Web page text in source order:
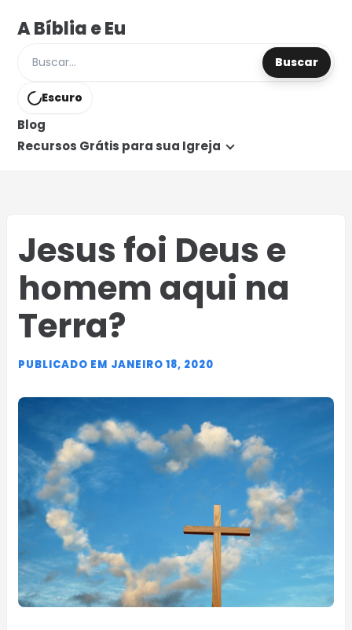
A Bíblia e Eu
Buscar posts e páginas
Buscar
Escuro
Blog
Recursos Grátis para sua Igreja
Jesus foi Deus e
homem aqui na
Terra?
PUBLICADO EM JANEIRO 18, 2020